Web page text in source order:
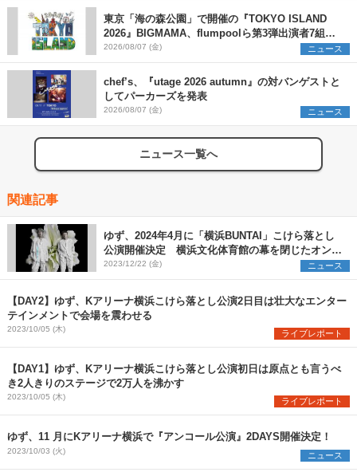
東京「海の森公園」で開催の『TOKYO ISLAND
2026』BIGMAMA、flumpoolら第3弾出演者7組を
発表 ワークショップ・アート出展者を募集
2026/08/07 (金) ニュース
chef’s、『utage 2026 autumn』の対バンゲストと
してパーカーズを発表
2026/08/07 (金) ニュース
ニュース一覧へ
関連記事
ゆず、2024年4月に「横浜BUNTAI」こけら落とし
公演開催決定 横浜文化体育館の幕を閉じたオンラ
インツアーのコンセプトを再構築
2023/12/22 (金) ニュース
【DAY2】ゆず、Kアリーナ横浜こけら落とし公演2日目は壮大なエンター
テインメントで会場を震わせる
2023/10/05 (木) ライブレポート
【DAY1】ゆず、Kアリーナ横浜こけら落とし公演初日は原点とも言うべ
き2人きりのステージで2万人を沸かす
2023/10/05 (木) ライブレポート
ゆず、11 月にKアリーナ横浜で『アンコール公演』2DAYS開催決定！
2023/10/03 (火) ニュース